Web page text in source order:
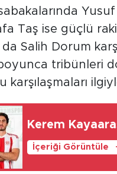
Taş ise güçlü
da Salih Dorum
tribünleri
karşılaşmaları
Kerem
İçeriği Görüntüle